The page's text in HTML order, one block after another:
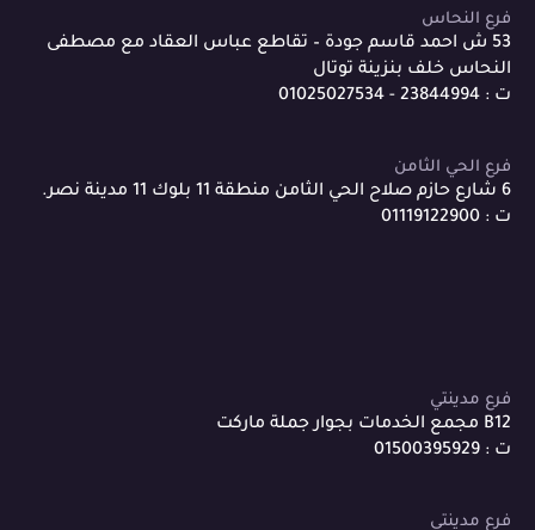
فرع النحاس
53 ش احمد قاسم جودة – تقاطع عباس العقاد مع مصطفى
النحاس خلف بنزينة توتال
ت : 23844994 - 01025027534
فرع الحي الثامن
6 شارع حازم صلاح الحي الثامن منطقة 11 بلوك 11 مدينة نصر.
ت : 01119122900
فرع مدينتي
B12 مجمع الخدمات بجوار جملة ماركت
ت : 01500395929
فرع مدينتي